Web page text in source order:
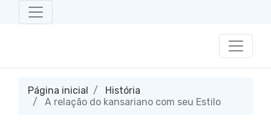
Página inicial
História
A relação do kansariano com seu Estilo